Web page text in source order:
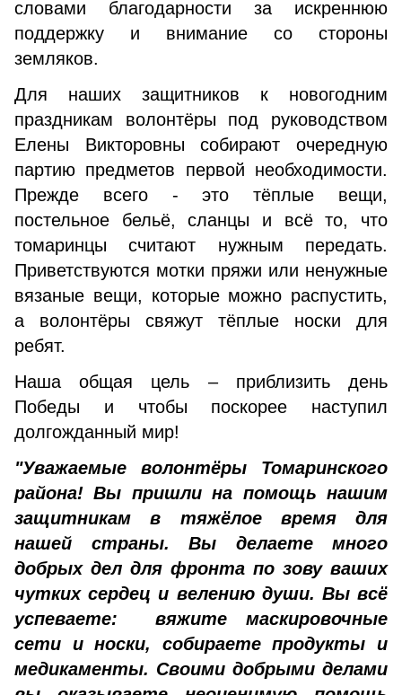
словами благодарности за искреннюю
поддержку и внимание со стороны
земляков.
Для наших защитников к новогодним
праздникам волонтёры под руководством
Елены Викторовны собирают очередную
партию предметов первой необходимости.
Прежде всего - это тёплые вещи,
постельное бельё, сланцы и всё то, что
томаринцы считают нужным передать.
Приветствуются мотки пряжи или ненужные
вязаные вещи, которые можно распустить,
а волонтёры свяжут тёплые носки для
ребят.
Наша общая цель – приблизить день
Победы и чтобы поскорее наступил
долгожданный мир!
"Уважаемые волонтёры Томаринского
района! Вы пришли на помощь нашим
защитникам в тяжёлое время для
нашей страны. Вы делаете много
добрых дел для фронта по зову ваших
чутких сердец и велению души. Вы всё
успеваете: вяжите маскировочные
сети и носки, собираете продукты и
медикаменты. Своими добрыми делами